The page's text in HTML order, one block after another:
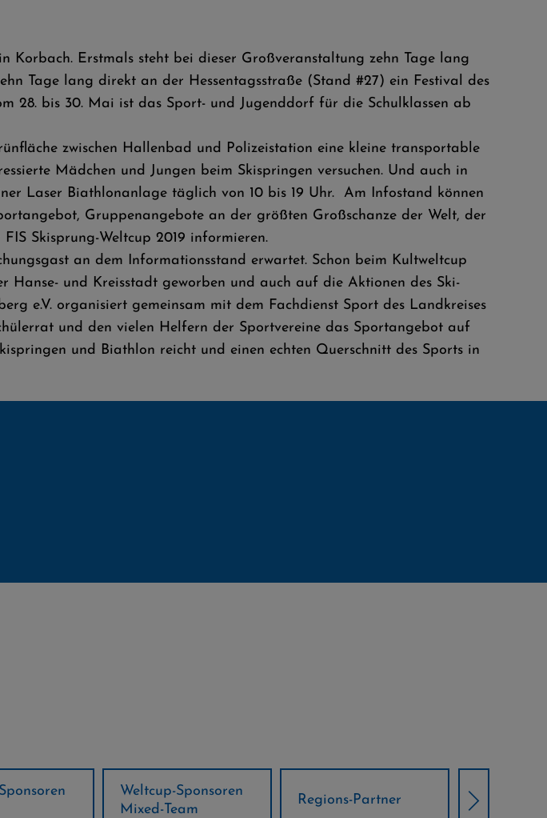
Erstmals steht bei dieser Großveranstaltung zehn Tage lang
Tage lang direkt an der Hessentagsstraße (Stand #27) ein Festival des
28. bis 30. Mai ist das Sport- und Jugenddorf für die Schulklassen ab
zwischen Hallenbad und Polizeistation eine kleine transportable
Mädchen und Jungen beim Skispringen versuchen. Und auch in
Laser Biathlonanlage täglich von 10 bis 19 Uhr. Am Infostand können
Gruppenangebote an der größten Großschanze der Welt, der
Skisprung-Weltcup 2019 informieren.
an dem Informationsstand erwartet. Schon beim Kultweltcup
und Kreisstadt geworben und auch auf die Aktionen des Ski-
e.V. organisiert gemeinsam mit dem Fachdienst Sport des Landkreises
und den vielen Helfern der Sportvereine das Sportangebot auf
und Biathlon reicht und einen echten Querschnitt des Sports in
Regions-Partner
Örtliche Weltcup-
Partner
Klima